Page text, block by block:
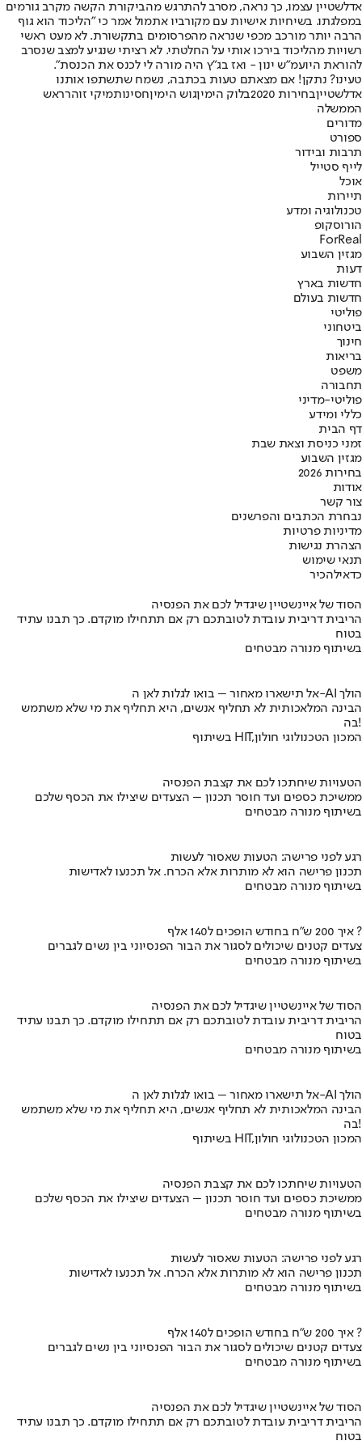
אדלשטיין עצמו, כך נראה, מסרב להתרגש מהביקורת הקשה מקרב גורמים
במפלגתו. בשיחיות אישיות עם מקורביו אתמול אמר כי "הליכוד הוא גוף
הרבה יותר מורכב מכפי שנראה מהפרסומים בתקשורת. לא מעט ראשי
רשויות מהליכוד בירכו אותי על החלטתי. לא רציתי שנגיע למצב שנסרב
להוראת היועמ"ש ינון - ואז בג"ץ היה מורה לי לכנס את הכנסת".
טעינו? נתקן! אם מצאתם טעות בכתבה, נשמח שתשתפו אותנו
אדלשטייןבחירות 2020 בלוק הימיןגוש הימיןחסינותמיקי זוהרראש
הממשלה
מדורים
ספורט
תרבות ובידור
לייף סטייל
אוכל
תיירות
טכנולוגיה ומדע
הורוסקופ
ForReal
מגזין השבוע
דעות
חדשות בארץ
חדשות בעולם
פוליטי
ביטחוני
חינוך
בריאות
משפט
תחבורה
פוליטי-מדיני
כללי ומידע
דף הבית
זמני כניסת וצאת שבת
מגזין השבוע
בחירות 2026
אודות
צור קשר
נבחרת הכתבים והפרשנים
מדיניות פרטיות
הצהרת נגישות
תנאי שימוש
כדאילהכיר
הסוד של איינשטיין שיגדיל לכם את הפנסיה
הריבית דריבית עובדת לטובתכם רק אם תתחילו מוקדם. כך תבנו עתיד
בטוח
בשיתוף מנורה מבטחים
אל תישארו מאחור – בואו לגלות לאן ה-AI הולך
הבינה המלאכותית לא תחליף אנשים, היא תחליף את מי שלא משתמש
בה!
בשיתוף HIT,המכון הטכנולוגי חולון
הטעויות שיחתכו לכם את קצבת הפנסיה
ממשיכת כספים ועד חוסר תכנון – הצעדים שיצילו את הכסף שלכם
בשיתוף מנורה מבטחים
רגע לפני פרישה: הטעות שאסור לעשות
תכנון פרישה הוא לא מותרות אלא הכרח. אל תכנעו לאדישות
בשיתוף מנורה מבטחים
איך 200 ש"ח בחודש הופכים ל140 אלף ?
צעדים קטנים שיכולים לסגור את הבור הפנסיוני בין נשים לגברים
בשיתוף מנורה מבטחים
הסוד של איינשטיין שיגדיל לכם את הפנסיה
הריבית דריבית עובדת לטובתכם רק אם תתחילו מוקדם. כך תבנו עתיד
בטוח
בשיתוף מנורה מבטחים
אל תישארו מאחור – בואו לגלות לאן ה-AI הולך
הבינה המלאכותית לא תחליף אנשים, היא תחליף את מי שלא משתמש
בה!
בשיתוף HIT,המכון הטכנולוגי חולון
הטעויות שיחתכו לכם את קצבת הפנסיה
ממשיכת כספים ועד חוסר תכנון – הצעדים שיצילו את הכסף שלכם
בשיתוף מנורה מבטחים
רגע לפני פרישה: הטעות שאסור לעשות
תכנון פרישה הוא לא מותרות אלא הכרח. אל תכנעו לאדישות
בשיתוף מנורה מבטחים
איך 200 ש"ח בחודש הופכים ל140 אלף ?
צעדים קטנים שיכולים לסגור את הבור הפנסיוני בין נשים לגברים
בשיתוף מנורה מבטחים
הסוד של איינשטיין שיגדיל לכם את הפנסיה
הריבית דריבית עובדת לטובתכם רק אם תתחילו מוקדם. כך תבנו עתיד
בטוח